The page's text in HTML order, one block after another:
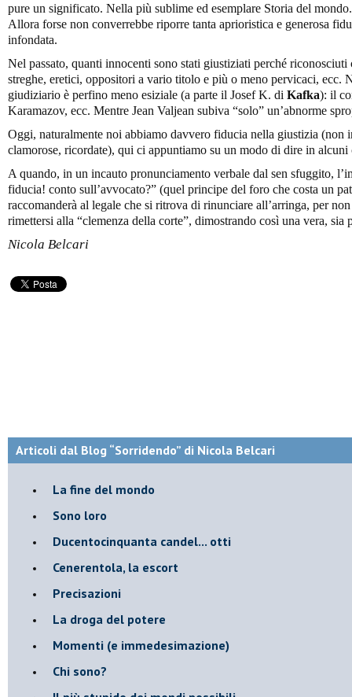
pure un significato. Nella più sublime ed esemplare Storia del mondo.
Allora forse non converrebbe riporre tanta aprioristica e generosa
infondata.
Nel passato, quanti innocenti sono stati giustiziati perché
streghe, eretici, oppositori a vario titolo e più o meno pervicaci, ecc.
giudiziario è perfino meno esiziale (a parte il Josef K. di Kafka): il
Karamazov, ecc. Mentre Jean Valjean subiva “solo” un’abnorme
Oggi, naturalmente noi abbiamo davvero fiducia nella giustizia (non
clamorose, ricordate), qui ci appuntiamo su un modo di dire in alcuni
A quando, in un incauto pronunciamento verbale dal sen sfuggito,
fiducia! conto sull’avvocato?” (quel principe del foro che costa un
raccomanderà al legale che si ritrova di rinunciare all’arringa, per
rimettersi alla “clemenza della corte”, dimostrando così una vera, sia
Nicola Belcari
Articoli dal Blog “Sorridendo” di Nicola Belcari
La fine del mondo
Sono loro
Ducentocinquanta candel... otti
Cenerentola, la escort
Precisazioni
La droga del potere
Momenti (e immedesimazione)
Chi sono?